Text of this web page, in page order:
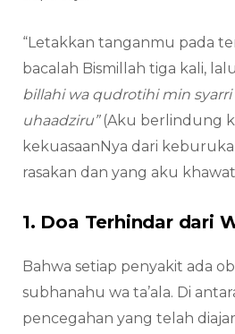
“Letakkan tanganmu pada
bacalah Bismillah tiga kali,
billahi wa qudrotihi min syarri
uhaadziru”(Aku berlindung
kekuasaanNya dari
rasakan dan yang aku
1. Doa Terhindar dari
Bahwa setiap penyakit ada
subhanahu wa ta’ala. Di
pencegahan yang telah